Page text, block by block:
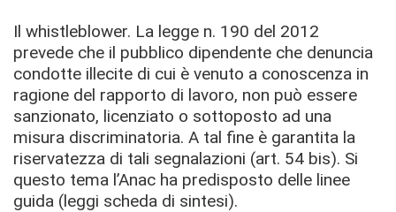
Il whistleblower. La legge n. 190 del 2012
prevede che il pubblico dipendente che denuncia
condotte illecite di cui è venuto a conoscenza in
ragione del rapporto di lavoro, non può essere
sanzionato, licenziato o sottoposto ad una
misura discriminatoria. A tal fine è garantita la
riservatezza di tali segnalazioni (art. 54 bis). Si
questo tema l’Anac ha predisposto delle linee
guida (leggi scheda di sintesi).